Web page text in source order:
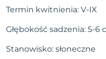
Termin kwitnienia: V-IX
Głębokość sadzenia: 5-6
Stanowisko: słoneczne